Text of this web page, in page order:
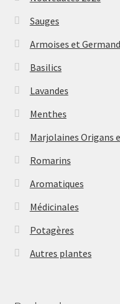
Sauges
Armoises et
Basilics
Lavandes
Menthes
Marjolaines Origans
Romarins
Aromatiques
Médicinales
Potagères
Autres plantes